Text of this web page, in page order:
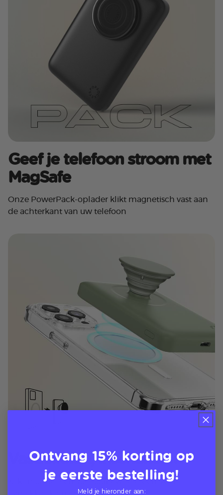
Geef je telefoon stroom met
MagSafe
Onze PowerPack-oplader klikt magnetisch vast aan
de achterkant van uw telefoon
Vastklikken, inschakelen
Klikt magnetisch vast aan uw telefoon voor
gemakkelijk opladen
Ontvang 15% korting op
je eerste bestelling!
Meld je hieronder aan: